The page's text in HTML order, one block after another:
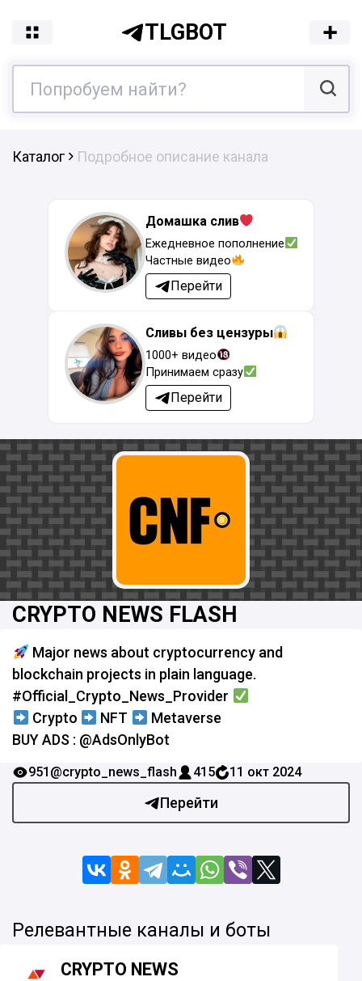
TLGBOT
Каталог Подробное описание канала
Домашка слив
Ежедневное пополнение
Частные видео
Перейти
Сливы без цензуры
1000+ видео
Принимаем сразу
Перейти
CRYPTO NEWS FLASH
Major news about cryptocurrency and
blockchain projects in plain language.
#Official_Crypto_News_Provider
Crypto
NFT
Metaverse
BUY ADS : @AdsOnlyBot
Перейти
951 @crypto_news_flash 415 11 окт 2024
Релевантные каналы и боты
CRYPTO NEWS